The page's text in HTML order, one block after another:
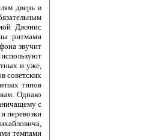
дверь в
Джэнис
ритмами
звучит
и уже,
советских
типов
Однако
с
перевозки
темпами